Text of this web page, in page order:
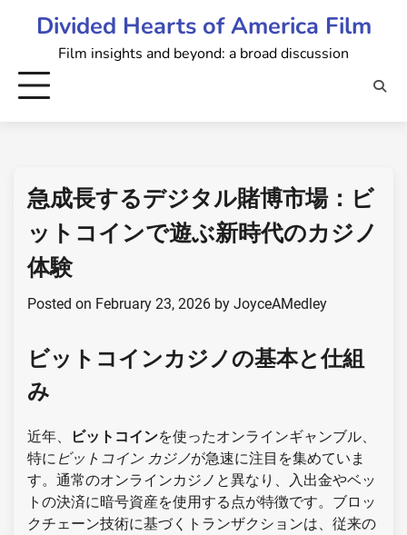
Divided Hearts of America Film
Film insights and beyond: a broad discussion
急成長するデジタル賭博市場：ビ
ットコインで遊ぶ新時代のカジノ
体験
Posted on February 23, 2026 by JoyceAMedley
ビットコインカジノの基本と仕組
み
近年、 ビットコインを使ったオンラインギャンブル、
特に ビットコイン カジノが急速に注目を集めていま
す。通常のオンラインカジノと異なり、入出金やベッ
トの決済に暗号資産を使用する点が特徴です。ブロッ
クチェーン技術に基づくトランザクションは、従来の